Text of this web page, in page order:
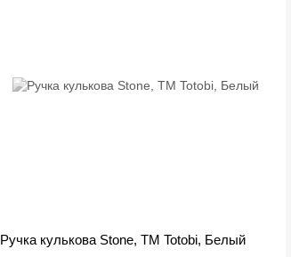
Ручка кулькова Stone, TM Totobi, Белый